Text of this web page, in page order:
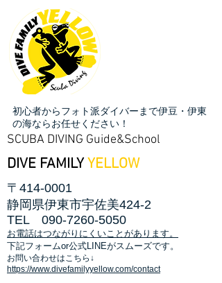
初心者からフォト派ダイバーまで伊豆・伊東
の海ならお任せください！
SCUBA DIVING Guide&School
DIVE FAMILY YELLOW
〒414-0001
静岡県伊東市宇佐美424-2
TEL 090-7260-5050
お電話はつながりにくいことがあります。
​下記フォームor公式LINEがスムーズです。
お問い合わせはこちら↓
https://www.divefamilyyellow.com/contact